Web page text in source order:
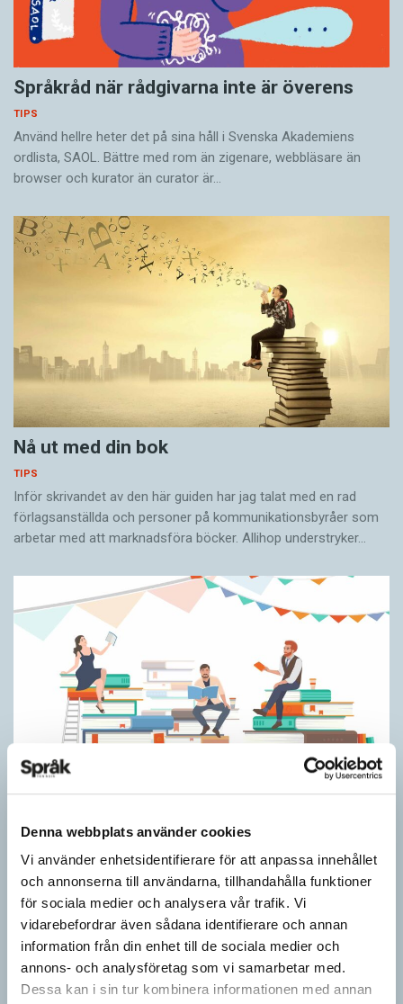
Denna webbplats använder cookies
Vi använder enhetsidentifierare för att anpassa innehållet
och annonserna till användarna, tillhandahålla funktioner
för sociala medier och analysera vår trafik. Vi
vidarebefordrar även sådana identifierare och annan
information från din enhet till de sociala medier och
annons- och analysföretag som vi samarbetar med.
Dessa kan i sin tur kombinera informationen med annan
Språkråd när rådgivarna inte är överens
TIPS
Använd hellre heter det på sina håll i Svenska Akade­miens
ordlista, SAOL. Bättre med rom än zigenare, webbläsare än
browser och kurator än curator är…
Nå ut med din bok
TIPS
Inför skrivandet av den här guiden har jag talat med en rad
förlagsanställda och personer på kommunikationsbyråer som
arbetar med att marknadsföra böcker. Allihop understryker…
TIPS
Du tycker att det saknas något. Ett arrangemang där du hade
velat sitta i publiken. Eller stå på scen. Något för dem som gillar
böcker.…